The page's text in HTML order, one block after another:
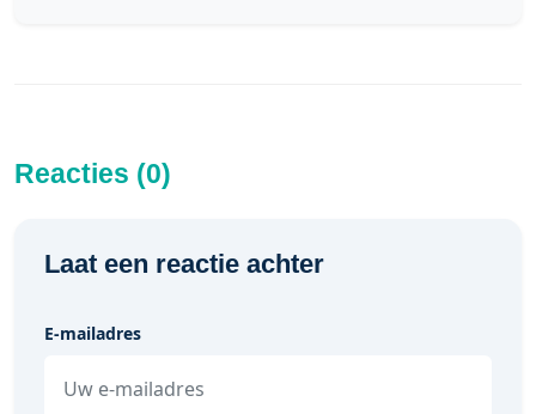
Reacties (0)
Laat een reactie achter
E-mailadres